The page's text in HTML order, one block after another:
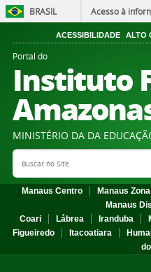
BRASIL Acesso à
ACESSIBILIDADE ALTO
Portal do
Instituto
MINISTÉRIO DA DA
Search Site
Manaus Centro Manaus
Manaus
Coari
Lábrea Iranduba
Figueiredo
Itacoatiara